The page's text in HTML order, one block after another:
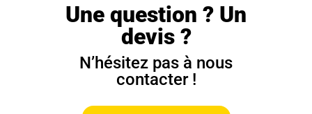
Une question ? Un
devis ?
N’hésitez pas à nous
contacter !